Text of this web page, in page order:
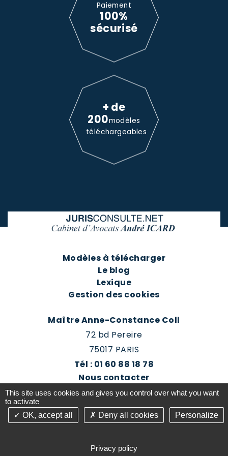
Paiement
100%
sécurisé
+ de
200modèles
téléchargeables
Modèles à télécharger
Le blog
Lexique
Gestion des cookies
Maître Anne-Constance Coll
72 bd Pereire
75017 PARIS
Tél : 01 60 88 18 78
Nous contacter
Prendre rendez-vous
This site uses cookies and gives you control over what you want
to activate
OK, accept all
Deny all cookies Personalize
Privacy policy